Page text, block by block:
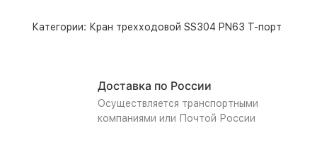
Категории: Кран трехходовой SS304 PN63 T-порт
Доставка по России
Осуществляется транспортными
компаниями или Почтой России